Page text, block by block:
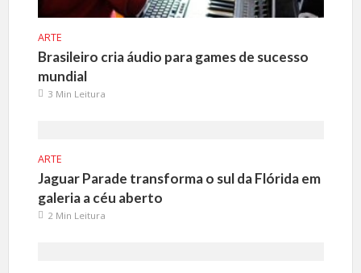
ARTE
Brasileiro cria áudio para games de sucesso
mundial
3 Min Leitura
ARTE
Jaguar Parade transforma o sul da Flórida em
galeria a céu aberto
2 Min Leitura